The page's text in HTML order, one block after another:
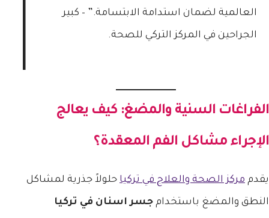
العالمية لضمان استدامة الابتسامة.” – كبير
الجراحين في المركز التركي للصحة.
الفراغات السنية والمضغ: كيف يعالج
الإجراء مشاكل الفم المعقدة؟
يقدم مركز الصحة والعلاج في تركيا حلولاً جذرية لمشاكل
النطق والمضغ باستخدام جسر اسنان في تركيا